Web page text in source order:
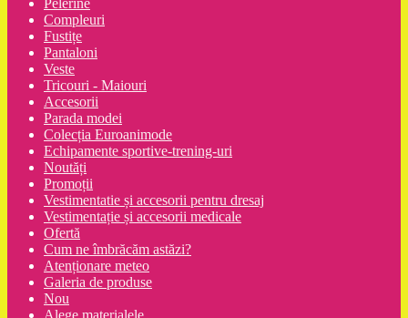
Compleuri
Fustițe
Pantaloni
Veste
Tricouri - Maiouri
Accesorii
Parada modei
Colecția Euroanimode
Echipamente sportive-trening-uri
Noutăți
Promoții
Vestimentatie și accesorii pentru dresaj
Vestimentație și accesorii medicale
Ofertă
Cum ne îmbrăcăm astăzi?
Atenționare meteo
Galeria de produse
Nou
Alege materialele